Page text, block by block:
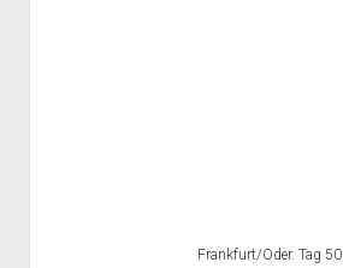
Frankfurt/Oder. Tag 50